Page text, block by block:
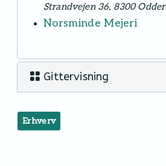
Strandvejen 36, 8300 Odder
Norsminde Mejeri
Gittervisning
Erhverv